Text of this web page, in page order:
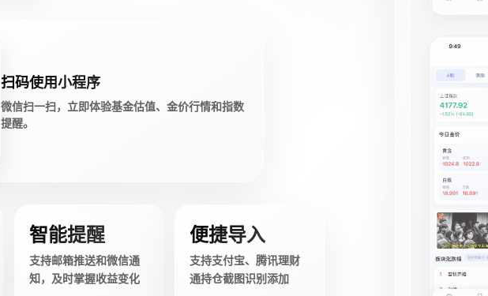
扫码使用小程序
微信扫一扫，立即体验基金估值、金价行情和指数
提醒。
智能提醒
支持邮箱推送和微信通
知，及时掌握收益变化
便捷导入
支持支付宝、腾讯理财
通持仓截图识别添加